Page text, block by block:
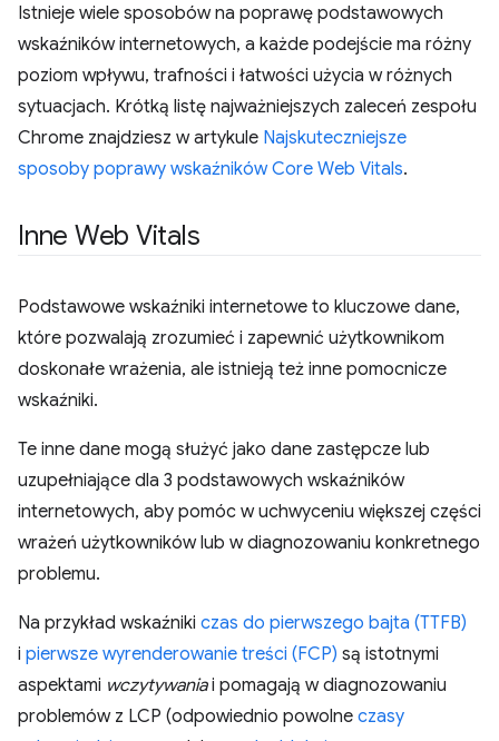
Istnieje wiele sposobów na poprawę podstawowych
wskaźników internetowych, a każde podejście ma różny
poziom wpływu, trafności i łatwości użycia w różnych
sytuacjach. Krótką listę najważniejszych zaleceń zespołu
Chrome znajdziesz w artykule Najskuteczniejsze
sposoby poprawy wskaźników Core Web Vitals.
Inne Web Vitals
Podstawowe wskaźniki internetowe to kluczowe dane,
które pozwalają zrozumieć i zapewnić użytkownikom
doskonałe wrażenia, ale istnieją też inne pomocnicze
wskaźniki.
Te inne dane mogą służyć jako dane zastępcze lub
uzupełniające dla 3 podstawowych wskaźników
internetowych, aby pomóc w uchwyceniu większej części
wrażeń użytkowników lub w diagnozowaniu konkretnego
problemu.
Na przykład wskaźniki czas do pierwszego bajta (TTFB)
i pierwsze wyrenderowanie treści (FCP) są istotnymi
aspektami wczytywaniai pomagają w diagnozowaniu
problemów z LCP (odpowiednio powolne czasy